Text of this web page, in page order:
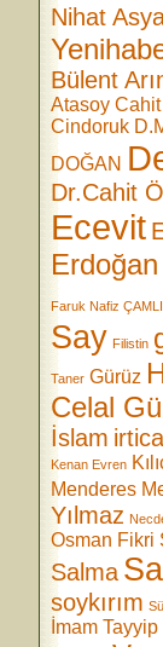
Nihat
Bülent
Atasoy
Cindoruk
DOĞAN
Dr.Cahit
Ecevit
Erdoğan
Faruk Nafiz
Say Filistin
Taner Gürüz
Celal
İslam irtica
Kenan Evren
Menderes
Yılmaz
Osman Fikri
Salma
soykırım
İmam Tayyip